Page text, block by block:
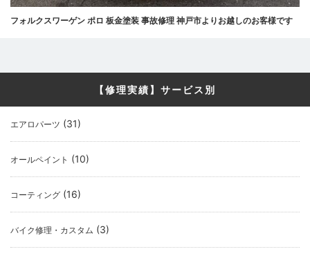
フォルクスワーゲン ポロ 板金塗装 事故修理 神戸市よりお越しのお客様です
【修理実績】サービス別
エアロパーツ (31)
オールペイント (10)
コーティング (16)
バイク修理・カスタム (3)